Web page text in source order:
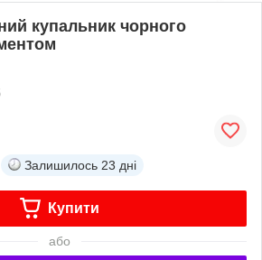
купальник чорного
Залишилось 23 дні
Купити
або